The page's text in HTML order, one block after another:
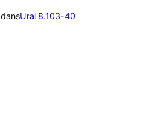
dansUral 8.103-40